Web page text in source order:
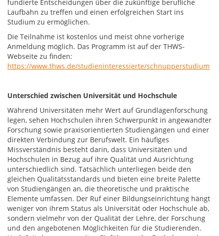
fundierte Entscheidungen über die zukünftige berufliche
Laufbahn zu treffen und einen erfolgreichen Start ins
Studium zu ermöglichen.
Die Teilnahme ist kostenlos und meist ohne vorherige
Anmeldung möglich. Das Programm ist auf der THWS-
Webseite zu finden:
https://www.thws.de/studieninteressierte/schnupperstudium
Unterschied zwischen Universität und Hochschule
Während Universitäten mehr Wert auf Grundlagenforschung
legen, sehen Hochschulen ihren Schwerpunkt in angewandter
Forschung sowie praxisorientierten Studiengängen und einer
direkten Verbindung zur Berufswelt. Ein häufiges
Missverständnis besteht darin, dass Universitäten und
Hochschulen in Bezug auf ihre Qualität und Ausrichtung
unterschiedlich sind. Tatsächlich unterliegen beide den
gleichen Qualitätsstandards und bieten eine breite Palette
von Studiengängen an, die theoretische und praktische
Elemente umfassen. Der Ruf einer Bildungseinrichtung hängt
weniger von ihrem Status als Universität oder Hochschule ab,
sondern vielmehr von der Qualität der Lehre, der Forschung
und den angebotenen Möglichkeiten für die Studierenden.